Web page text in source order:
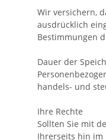
Wir versichern,
ausdrücklich
Bestimmungen
Dauer der
handels- und
Ihre Rechte
Sollten Sie mit
Ihrerseits hin im